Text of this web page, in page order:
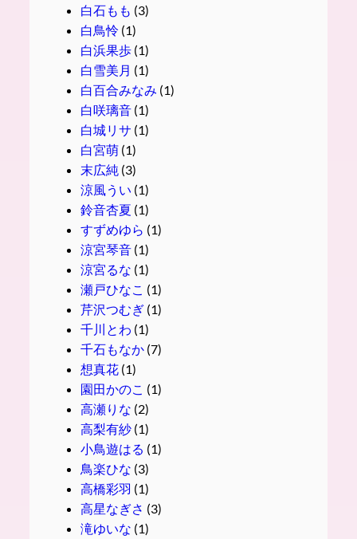
白石もも (3)
白鳥怜(1)
白浜果歩(1)
白雪美月 (1)
白百合みなみ (1)
白咲璃音(1)
白城リサ (1)
白宮萌(1)
末広純(3)
涼風うい (1)
鈴音杏夏 (1)
すずめゆら (1)
涼宮琴音(1)
涼宮るな (1)
瀬戸ひなこ (1)
芹沢つむぎ(1)
千川とわ (1)
千石もなか(7)
想真花(1)
園田かのこ (1)
高瀬りな (2)
高梨有紗(1)
小鳥遊はる (1)
鳥楽ひな (3)
高橋彩羽 (1)
高星なぎさ (3)
滝ゆいな (1)